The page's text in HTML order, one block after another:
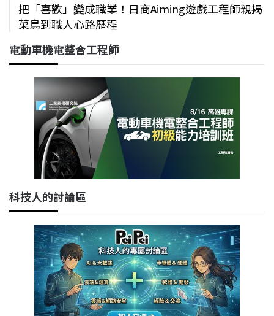
把「喜歡」變成職業！日商Aiming遊戲工程師親揭
菜鳥到職人心路歷程
電動車機電整合工程師
科技人的討論區